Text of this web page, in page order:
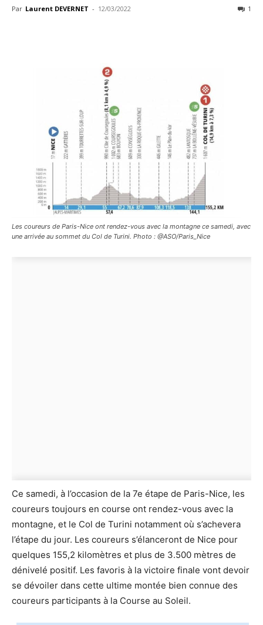
Par Laurent DEVERNET - 12/03/2022 1
Les coureurs de Paris-Nice ont rendez-vous avec la montagne ce samedi, avec
une arrivée au sommet du Col de Turini. Photo : @ASO/Paris_Nice
Ce samedi, à l’occasion de la 7e étape de Paris-Nice, les
coureurs toujours en course ont rendez-vous avec la
montagne, et le Col de Turini notamment où s’achevera
l’étape du jour. Les coureurs s’élanceront de Nice pour
quelques 155,2 kilomètres et plus de 3.500 mètres de
dénivelé positif. Les favoris à la victoire finale vont devoir
se dévoiler dans cette ultime montée bien connue des
coureurs participants à la Course au Soleil.